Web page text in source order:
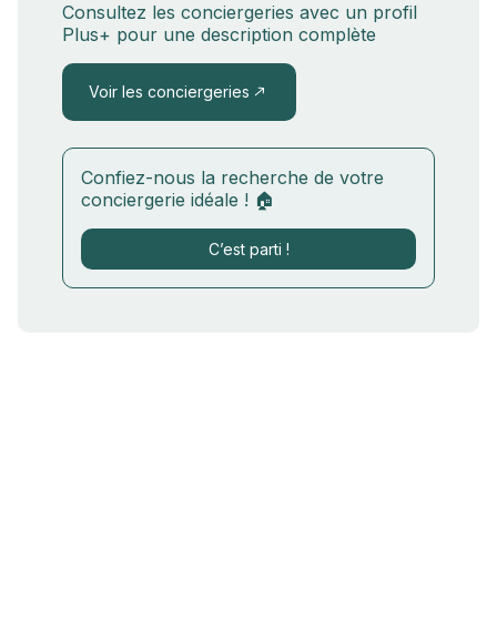
Consultez les conciergeries avec un profil
Plus+ pour une description complète
Voir les conciergeries
Confiez-nous la recherche de votre
conciergerie idéale ! 🏠
C’est parti !